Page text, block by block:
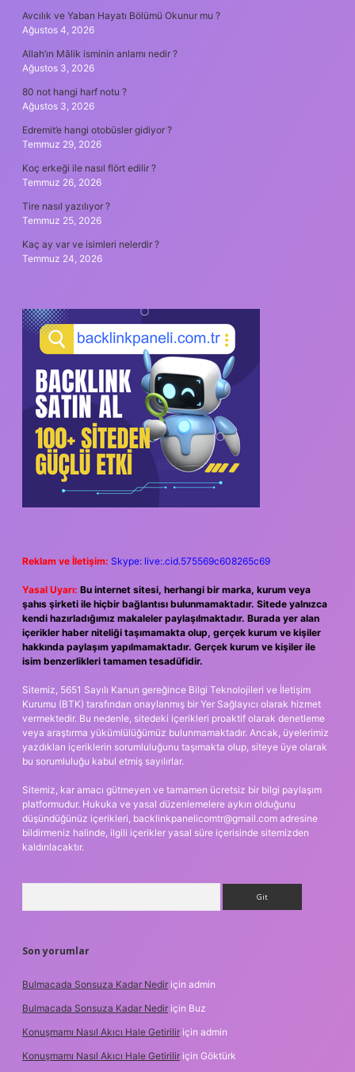
Avcılık ve Yaban Hayatı Bölümü Okunur mu ?
Ağustos 4, 2026
Allah’ın Mâlik isminin anlamı nedir ?
Ağustos 3, 2026
80 not hangi harf notu ?
Ağustos 3, 2026
Edremit’e hangi otobüsler gidiyor ?
Temmuz 29, 2026
Koç erkeği ile nasıl flört edilir ?
Temmuz 26, 2026
Tire nasıl yazılıyor ?
Temmuz 25, 2026
Kaç ay var ve isimleri nelerdir ?
Temmuz 24, 2026
Reklam ve İletişim: Skype: live:.cid.575569c608265c69
Yasal Uyarı: Bu internet sitesi, herhangi bir marka, kurum veya
şahıs şirketi ile hiçbir bağlantısı bulunmamaktadır. Sitede yalnızca
kendi hazırladığımız makaleler paylaşılmaktadır. Burada yer alan
içerikler haber niteliği taşımamakta olup, gerçek kurum ve kişiler
hakkında paylaşım yapılmamaktadır. Gerçek kurum ve kişiler ile
isim benzerlikleri tamamen tesadüfidir.
Sitemiz, 5651 Sayılı Kanun gereğince Bilgi Teknolojileri ve İletişim
Kurumu (BTK) tarafından onaylanmış bir Yer Sağlayıcı olarak hizmet
vermektedir. Bu nedenle, sitedeki içerikleri proaktif olarak denetleme
veya araştırma yükümlülüğümüz bulunmamaktadır. Ancak, üyelerimiz
yazdıkları içeriklerin sorumluluğunu taşımakta olup, siteye üye olarak
bu sorumluluğu kabul etmiş sayılırlar.
Sitemiz, kar amacı gütmeyen ve tamamen ücretsiz bir bilgi paylaşım
platformudur. Hukuka ve yasal düzenlemelere aykırı olduğunu
düşündüğünüz içerikleri, backlinkpanelicomtr@gmail.com adresine
bildirmeniz halinde, ilgili içerikler yasal süre içerisinde sitemizden
kaldırılacaktır.
Son yorumlar
Bulmacada Sonsuza Kadar Nedir için admin
Bulmacada Sonsuza Kadar Nedir için Buz
Konuşmamı Nasıl Akıcı Hale Getirilir için admin
Konuşmamı Nasıl Akıcı Hale Getirilir için Göktürk